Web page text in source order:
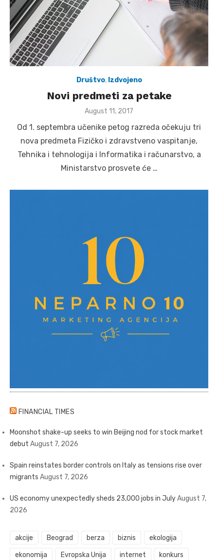
Društvo, Izdvojeno
Novi predmeti za petake
Posted
August 11, 2017
Od 1. septembra učenike petog razreda očekuju tri
nova predmeta Fizičko i zdravstveno vaspitanje,
Tehnika i tehnologija i Informatika i računarstvo, a
Ministarstvo prosvete će …
FINANCIAL TIMES
Moonshot shake-up seeks to win Beijing nod for stock market
debut August 7, 2026
Spain reinstates border controls on Italy as tensions rise over
migrants August 7, 2026
US economy unexpectedly sheds 23,000 jobs in JulyAugust 7,
2026
akcije Beograd berza biznis ekologija
ekonomija Evropska Unija internet konkurs